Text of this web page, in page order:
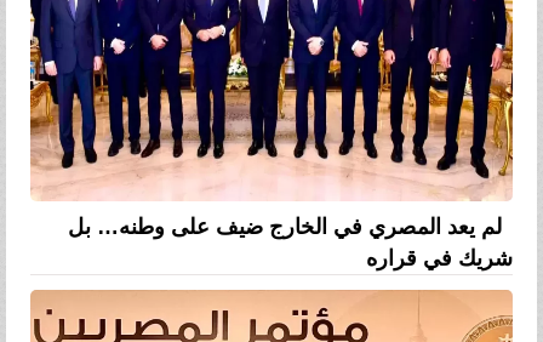
لم يعد المصري في الخارج ضيف على وطنه… بل
شريك في قراره